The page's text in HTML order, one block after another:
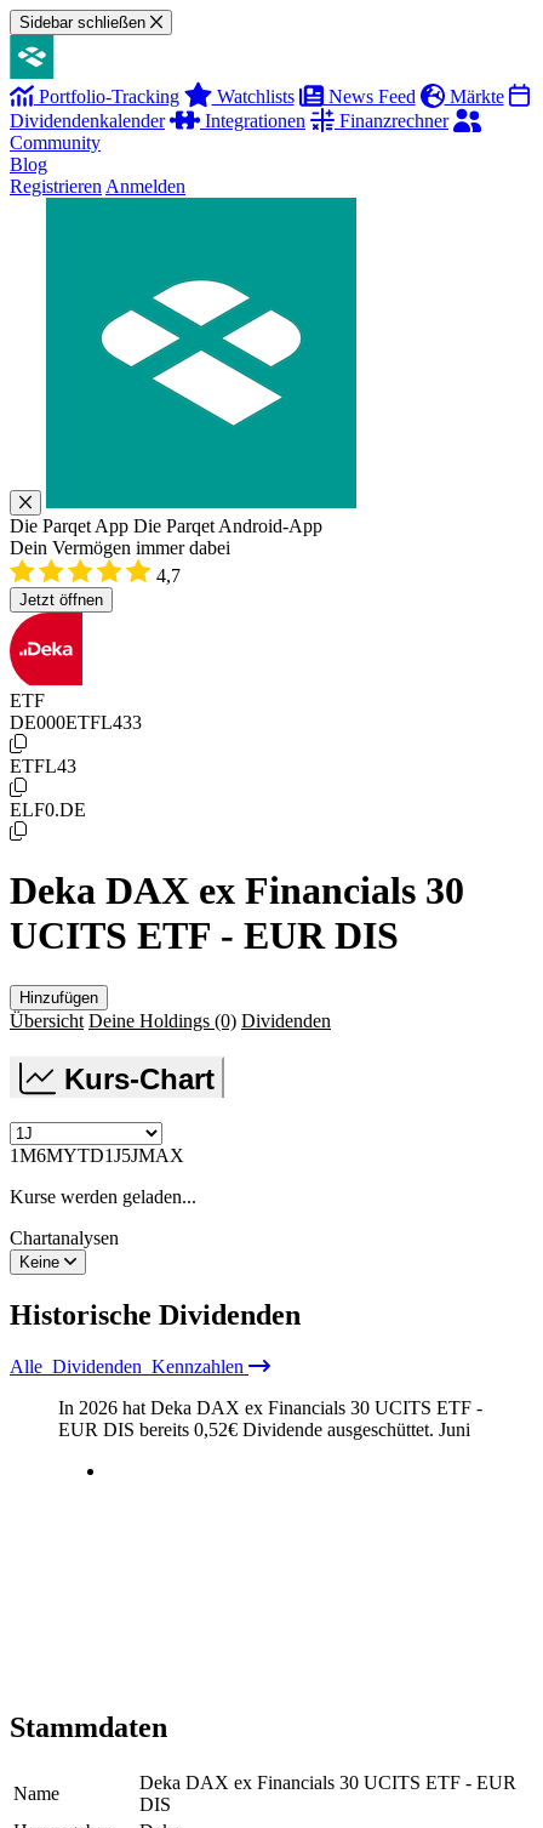
Sidebar schließen
Portfolio-Tracking Watchlists News Feed
Märkte
Dividendenkalender
Integrationen
Finanzrechner
Community
Blog
Registrieren Anmelden
Die Parqet App Die Parqet Android-App
Dein Vermögen immer dabei
4,7
Jetzt öffnen
ETF
DE000ETFL433
ETFL43
ELF0.DE
Deka DAX ex Financials 30
UCITS ETF - EUR DIS
Hinzufügen
Übersicht Deine Holdings (0) Dividenden
Kurs-Chart
1M6MYTD1J5JMAX
Kurse werden geladen...
Chartanalysen
Keine
Historische Dividenden
Alle Dividenden Kennzahlen
In 2026 hat Deka DAX ex Financials 30 UCITS ETF -
EUR DIS bereits 0,52€ Dividende ausgeschüttet. Juni
Stammdaten
Name
Deka DAX ex Financials 30 UCITS ETF - EUR
DIS